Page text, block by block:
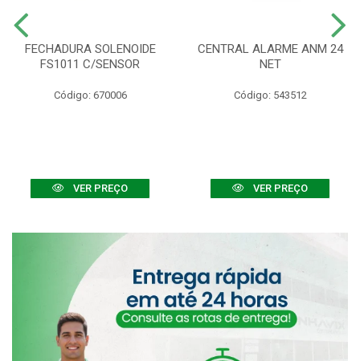
FECHADURA SOLENOIDE
FS1011 C/SENSOR
Código: 670006
VER PREÇO
CENTRAL ALARME ANM 24
NET
Código: 543512
VER PREÇO